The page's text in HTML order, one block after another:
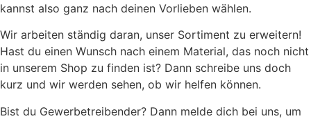
kannst also ganz nach deinen Vorlieben wählen.
Wir arbeiten ständig daran, unser Sortiment zu erweitern!
Hast du einen Wunsch nach einem Material, das noch nicht
in unserem Shop zu finden ist? Dann schreibe uns doch
kurz und wir werden sehen, ob wir helfen können.
Bist du Gewerbetreibender? Dann melde dich bei uns, um